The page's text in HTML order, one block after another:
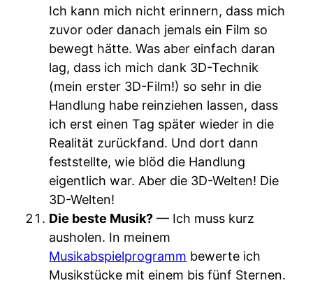
Ich kann mich nicht erinnern, dass mich
zuvor oder danach jemals ein Film so
bewegt hätte. Was aber einfach daran
lag, dass ich mich dank 3D-Technik
(mein erster 3D-Film!) so sehr in die
Handlung habe reinziehen lassen, dass
ich erst einen Tag später wieder in die
Realität zurückfand. Und dort dann
feststellte, wie blöd die Handlung
eigentlich war. Aber die 3D-Welten! Die
3D-Welten!
Die beste Musik? — Ich muss kurz
ausholen. In meinem
Musikabspielprogramm bewerte ich
Musikstücke mit einem bis fünf Sternen.